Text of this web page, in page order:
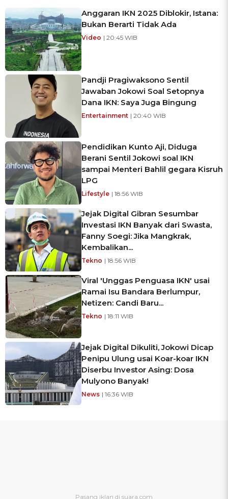
Anggaran IKN 2025 Diblokir, Istana:
Bukan Berarti Tidak Ada
Video | 20:45 WIB
Pandji Pragiwaksono Sentil
Jawaban Jokowi Soal Setopnya
Dana IKN: Saya Juga Bingung
Entertainment | 20:40 WIB
Pendidikan Kunto Aji, Diduga
Berani Sentil Jokowi soal IKN
sampai Menteri Bahlil gegara Kisruh
LPG
Lifestyle | 18:56 WIB
Jejak Digital Gibran Sesumbar
Investasi IKN Banyak dari Swasta,
Fanny Soegi: Jika Mangkrak,
Kembalikan...
Tekno | 18:56 WIB
Viral 'Unggas Penguasa IKN' usai
Ramai Isu Bandara Berlumpur,
Netizen: Candi Baru...
Tekno | 18:11 WIB
Jejak Digital Dikuliti, Jokowi Dicap
Penipu Ulung usai Koar-koar IKN
Diserbu Investor Asing: Dosa
Mulyono Banyak!
News | 16:36 WIB